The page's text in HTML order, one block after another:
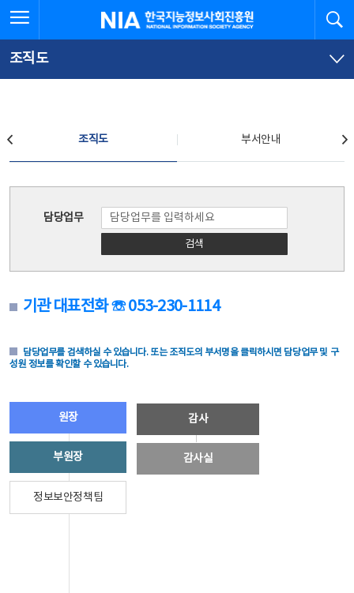
문
로
가
체
뉴
바
가
한국지능정보사회진흥원
조직도
조직도 부서안내
담당업무
검색
기관 대표전화 ☏ 053-230-1114
담당업무를 검색하실 수 있습니다. 또는 조직도의 부서명을 클릭하시면 담당업무 및 구
성원 정보를 확인할 수 있습니다.
원장
부원장
정보보안정책팀
감사
감사실